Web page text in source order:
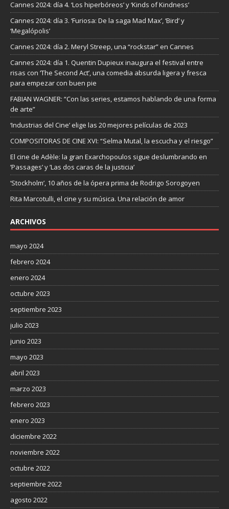
Cannes 2024: día 4. ‘Los hiperbóreos’ y ‘Kinds of Kindness’
Cannes 2024: día 3. ‘Furiosa: De la saga Mad Max’, ‘Bird’ y
‘Megalópolis’
Cannes 2024: día 2. Meryl Streep, una “rockstar” en Cannes
Cannes 2024: día 1. Quentin Dupieux inaugura el festival entre
risas con ‘The Second Act’, una comedia absurda ligera y fresca
para empezar con buen pie
FABIAN WAGNER: “Con las series, estamos hablando de una forma
de arte”
‘Industrias del Cine’ elige las 20 mejores películas de 2023
COMPOSITORAS DE CINE XVI: “Selma Mutal, la escucha y el riesgo”
El cine de Adèle: la gran Exarchopoulos sigue deslumbrando en
’Passages’ y ’Las dos caras de la justicia’
‘Stockholm’, 10 años de la ópera prima de Rodrigo Sorogoyen
Rita Marcotulli, el cine y su música. Una relación de amor
ARCHIVOS
mayo 2024
febrero 2024
enero 2024
octubre 2023
septiembre 2023
julio 2023
junio 2023
mayo 2023
abril 2023
marzo 2023
febrero 2023
enero 2023
diciembre 2022
noviembre 2022
octubre 2022
septiembre 2022
agosto 2022